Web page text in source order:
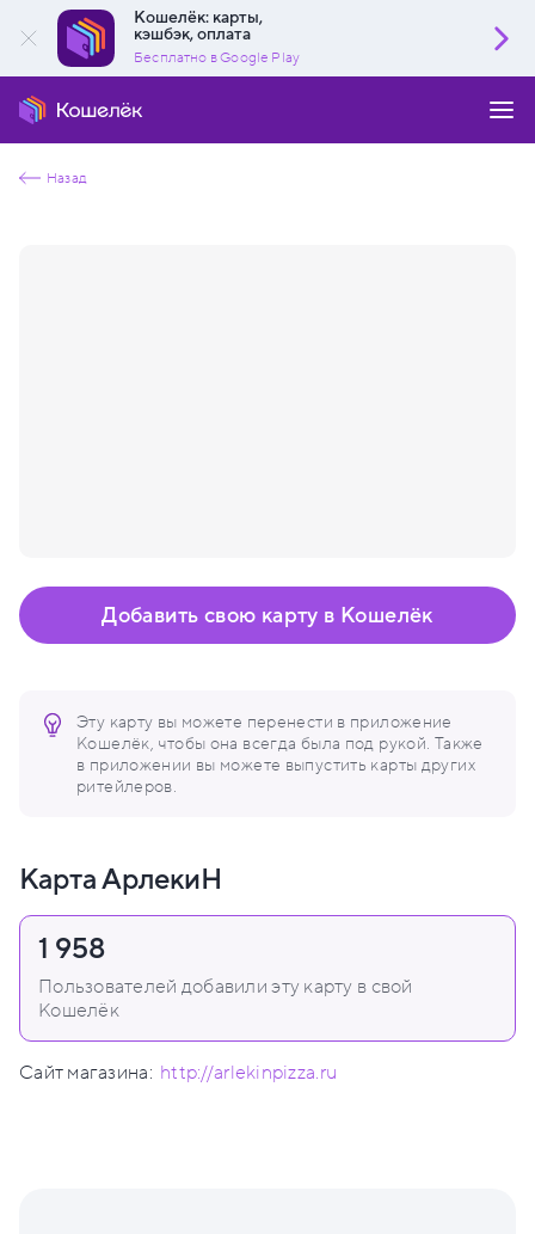
Кошелёк: карты,
кэшбэк, оплата
Бесплатно в Google Play
Назад
Эту карту вы можете перенести в приложение
Кошелёк, чтобы она всегда была под рукой. Также
в приложении вы можете выпустить карты других
ритейлеров.
Добавить свою карту в Кошелёк
Карта АрлекиН
1 958
Пользователей добавили эту карту в свой
Кошелёк
Сайт магазина: http://arlekinpizza.ru